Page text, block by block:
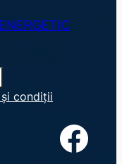
condiții
Facebook